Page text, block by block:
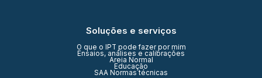
Soluções e serviços
O que o IPT pode fazer por mim
Ensaios, análises e calibrações
Areia Normal
Educação
SAA Normas técnicas